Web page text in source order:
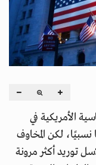
الأمريكية في
نسبيًا، لكن المخاوف
توريد أكثر مرونة